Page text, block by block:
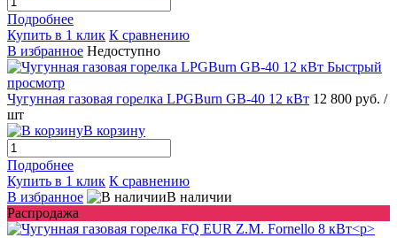
Подробнее
Купить в 1 клик К сравнению
В избранное Недоступно
Быстрый
просмотр
Чугунная газовая горелка LPGBurn GB-40 12 кВт 12 800 руб. /
шт
В корзину
Подробнее
Купить в 1 клик К сравнению
В избранное
В наличии
Распродажа